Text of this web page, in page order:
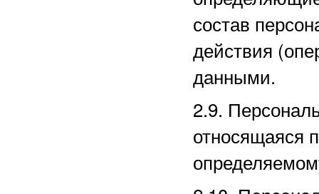
состав
действия
данными.
2.9.
относящаяся